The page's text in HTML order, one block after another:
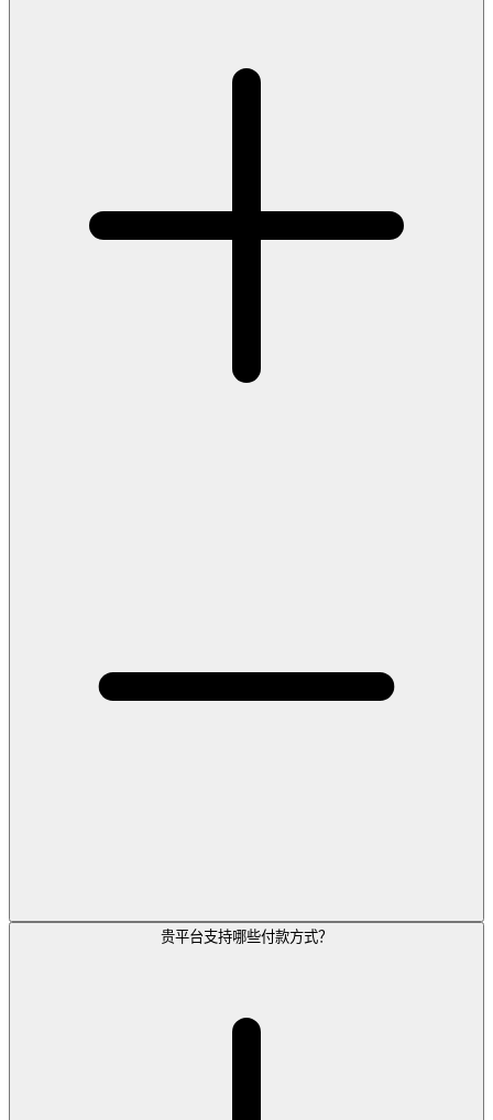
贵平台支持哪些付款方式？